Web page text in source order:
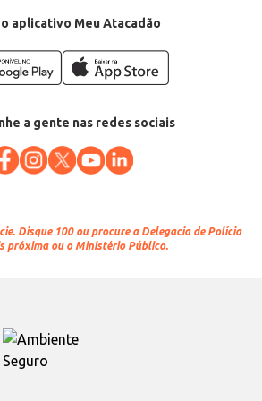
aplicativo Meu Atacadão
a gente nas redes sociais
Disque 100 ou procure a Delegacia de Polícia
próxima ou o Ministério Público.